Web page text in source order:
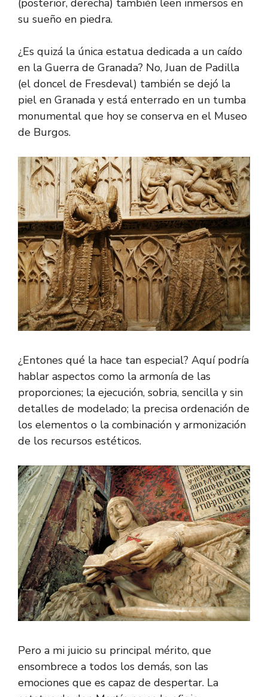
(posterior, derecha) también leen inmersos en
su sueño en piedra.
¿Es quizá la única estatua dedicada a un caído
en la Guerra de Granada? No, Juan de Padilla
(el doncel de Fresdeval) también se dejó la
piel en Granada y está enterrado en un tumba
monumental que hoy se conserva en el Museo
de Burgos.
¿Entones qué la hace tan especial? Aquí podría
hablar aspectos como la armonía de las
proporciones; la ejecución, sobria, sencilla y sin
detalles de modelado; la precisa ordenación de
los elementos o la combinación y armonización
de los recursos estéticos.
Pero a mi juicio su principal mérito, que
ensombrece a todos los demás, son las
emociones que es capaz de despertar. La